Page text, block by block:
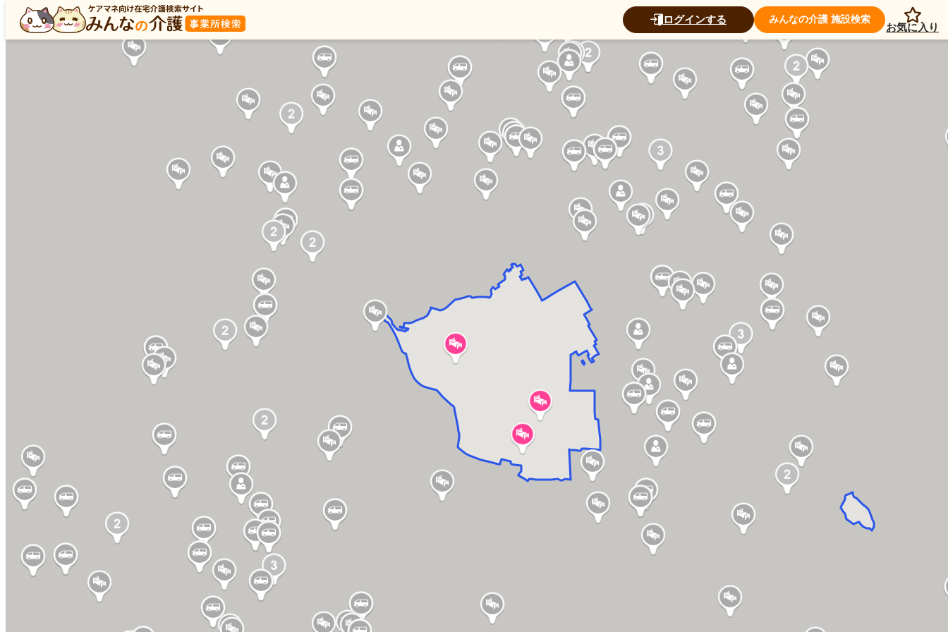
ログインする みんなの介護 施設検索
お気に入り